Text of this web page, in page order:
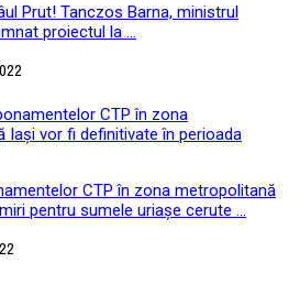
Prut! Tanczos Barna, ministrul
proiectul la ...
CTP în zona metropolitană
pentru sumele uriașe cerute ...